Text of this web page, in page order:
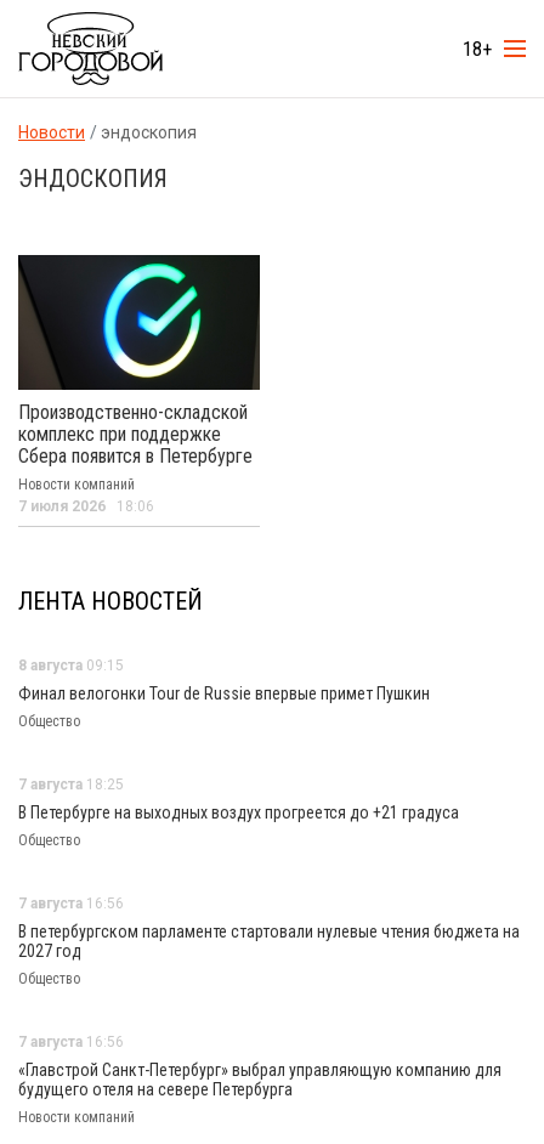
18+
Новости эндоскопия
ЭНДОСКОПИЯ
Производственно-складской
комплекс при поддержке
Сбера появится в Петербурге
Новости компаний
7 июля 2026 18:06
ЛЕНТА НОВОСТЕЙ
8 августа 09:15
Финал велогонки Tour de Russie впервые примет Пушкин
Общество
7 августа 18:25
В Петербурге на выходных воздух прогреется до +21 градуса
Общество
7 августа 16:56
В петербургском парламенте стартовали нулевые чтения бюджета на
2027 год
Общество
7 августа 16:56
«Главстрой Санкт-Петербург» выбрал управляющую компанию для
будущего отеля на севере Петербурга
Новости компаний